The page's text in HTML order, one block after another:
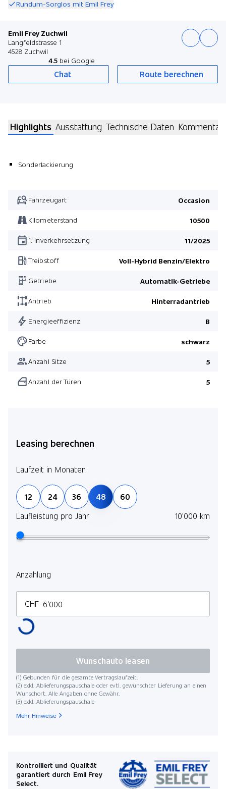
Rundum-Sorglos mit Emil Frey
Emil Frey Zuchwil
Langfeldstrasse 1
4528 Zuchwil
4.5 bei Google
Chat Route berechnen
Highlights Ausstattung Technische Daten Kommentar
Sonderlackierung
Fahrzeugart Occasion
Kilometerstand 10500
1. Inverkehrsetzung 11/2025
Treibstoff Voll-Hybrid Benzin/Elektro
Getriebe Automatik-Getriebe
Antrieb Hinterradantrieb
Energieeffizienz B
Farbe schwarz
Anzahl Sitze 5
Anzahl der Türen 5
Leasing berechnen
Laufzeit in Monaten
12 24 36 48
60
Laufleistung pro Jahr
10'000 km
Anzahlung
CHF
(1) Gebunden für die gesamte Vertragslaufzeit.
(2) exkl. Ablieferungspauschale oder evtl. gewünschter Lieferung an einen
Wunschort. Alle Angaben ohne Gewähr.
(3) exkl. Ablieferungspauschale
Wunschauto leasen
Mehr Hinweise
Kontrolliert und Qualität
garantiert durch Emil Frey
Select.